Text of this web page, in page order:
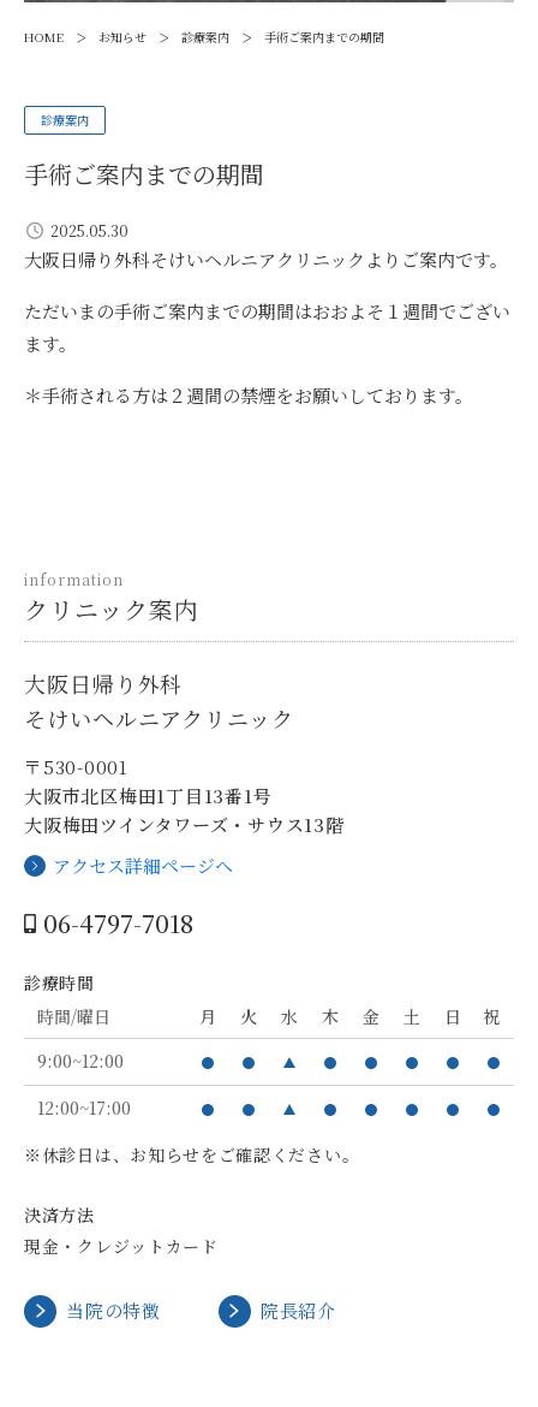
HOME > お知らせ > 診療案内 > 手術ご案内までの期間
診療案内
手術ご案内までの期間
2025.05.30
大阪日帰り外科そけいヘルニアクリニックよりご案内です。
ただいまの手術ご案内までの期間はおおよそ１週間でござい
ます。
＊手術される方は２週間の禁煙をお願いしております。
information
クリニック案内
大阪日帰り外科
そけいヘルニアクリニック
〒530-0001
大阪市北区梅田1丁目13番1号
大阪梅田ツインタワーズ・サウス13階
アクセス詳細ページへ
06-4797-7018
診療時間
時間/曜日
月 火 水 木 金 土 日
祝
9:00~12:00
12:00~17:00
※休診日は、お知らせをご確認ください。
決済方法
現金・クレジットカード
当院の特徴 院長紹介